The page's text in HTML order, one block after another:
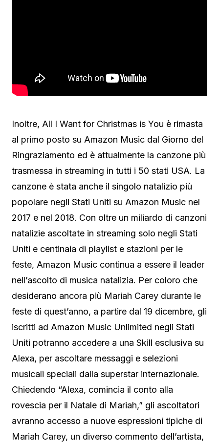
Inoltre, All I Want for Christmas is You è rimasta
al primo posto su Amazon Music dal Giorno del
Ringraziamento ed è attualmente la canzone più
trasmessa in streaming in tutti i 50 stati USA. La
canzone è stata anche il singolo natalizio più
popolare negli Stati Uniti su Amazon Music nel
2017 e nel 2018. Con oltre un miliardo di canzoni
natalizie ascoltate in streaming solo negli Stati
Uniti e centinaia di playlist e stazioni per le
feste, Amazon Music continua a essere il leader
nell’ascolto di musica natalizia. Per coloro che
desiderano ancora più Mariah Carey durante le
feste di quest’anno, a partire dal 19 dicembre, gli
iscritti ad Amazon Music Unlimited negli Stati
Uniti potranno accedere a una Skill esclusiva su
Alexa, per ascoltare messaggi e selezioni
musicali speciali dalla superstar internazionale.
Chiedendo “Alexa, comincia il conto alla
rovescia per il Natale di Mariah,” gli ascoltatori
avranno accesso a nuove espressioni tipiche di
Mariah Carey, un diverso commento dell’artista,